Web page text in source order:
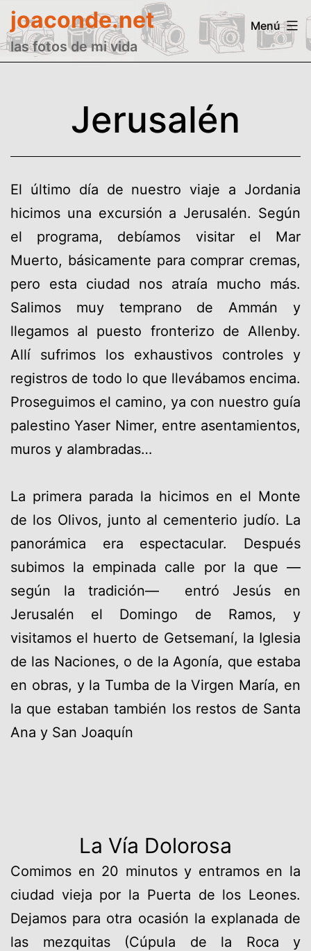
Saltar
al
contenido
joaconde.net
las fotos de mi vida
Menú
Jerusalén
El último día de nuestro viaje a Jordania
hicimos una excursión a Jerusalén. Según
el programa, debíamos visitar el Mar
Muerto, básicamente para comprar cremas,
pero esta ciudad nos atraía mucho más.
Salimos muy temprano de Ammán y
llegamos al puesto fronterizo de Allenby.
Allí sufrimos los exhaustivos controles y
registros de todo lo que llevábamos encima.
Proseguimos el camino, ya con nuestro guía
palestino Yaser Nimer, entre asentamientos,
muros y alambradas…
La primera parada la hicimos en el Monte
de los Olivos, junto al cementerio judío. La
panorámica era espectacular. Después
subimos la empinada calle por la que —
según la tradición— entró Jesús en
Jerusalén el Domingo de Ramos, y
visitamos el huerto de Getsemaní, la Iglesia
de las Naciones, o de la Agonía, que estaba
en obras, y la Tumba de la Virgen María, en
la que estaban también los restos de Santa
Ana y San Joaquín
La Vía Dolorosa
Comimos en 20 minutos y entramos en la
ciudad vieja por la Puerta de los Leones.
Dejamos para otra ocasión la explanada de
las mezquitas (Cúpula de la Roca y